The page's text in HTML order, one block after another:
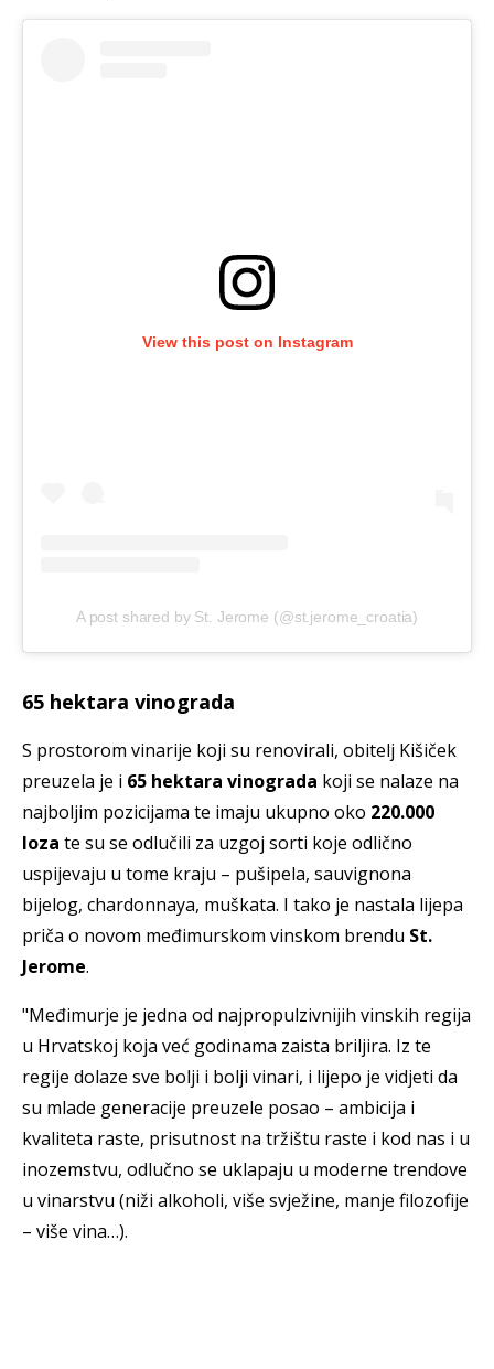
View this post on Instagram
A post shared by St. Jerome (@st.jerome_croatia)
65 hektara vinograda
S prostorom vinarije koji su renovirali, obitelj Kišiček
preuzela je i 65 hektara vinograda koji se nalaze na
najboljim pozicijama te imaju ukupno oko 220.000
loza te su se odlučili za uzgoj sorti koje odlično
uspijevaju u tome kraju – pušipela, sauvignona
bijelog, chardonnaya, muškata. I tako je nastala lijepa
priča o novom međimurskom vinskom brendu St.
Jerome.
"Međimurje je jedna od najpropulzivnijih vinskih regija
u Hrvatskoj koja već godinama zaista briljira. Iz te
regije dolaze sve bolji i bolji vinari, i lijepo je vidjeti da
su mlade generacije preuzele posao – ambicija i
kvaliteta raste, prisutnost na tržištu raste i kod nas i u
inozemstvu, odlučno se uklapaju u moderne trendove
u vinarstvu (niži alkoholi, više svježine, manje filozofije
– više vina…).